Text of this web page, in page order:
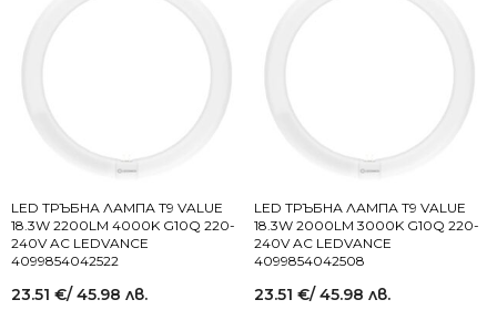
LED ТРЪБНА ЛАМПА T9 VALUE
18.3W 2200LM 4000K G10Q 220-
240V AC LEDVANCE
4099854042522
23.51 €/ 45.98 лв.
LED ТРЪБНА ЛАМПА T9 VALUE
18.3W 2000LM 3000K G10Q 220-
240V AC LEDVANCE
4099854042508
23.51 €/ 45.98 лв.